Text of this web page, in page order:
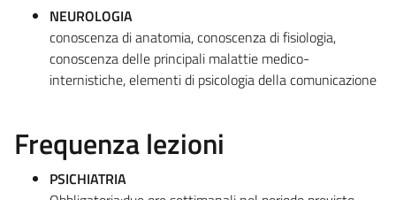
NEUROLOGIA
conoscenza di anatomia, conoscenza di fisiologia,
conoscenza delle principali malattie medico-
internistiche, elementi di psicologia della comunicazione
Frequenza lezioni
PSICHIATRIA